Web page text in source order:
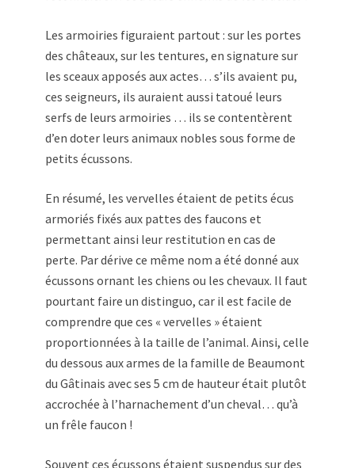
Les armoiries figuraient partout : sur les portes
des châteaux, sur les tentures, en signature sur
les sceaux apposés aux actes… s’ils avaient pu,
ces seigneurs, ils auraient aussi tatoué leurs
serfs de leurs armoiries … ils se contentèrent
d’en doter leurs animaux nobles sous forme de
petits écussons.
En résumé, les vervelles étaient de petits écus
armoriés fixés aux pattes des faucons et
permettant ainsi leur restitution en cas de
perte. Par dérive ce même nom a été donné aux
écussons ornant les chiens ou les chevaux. Il faut
pourtant faire un distinguo, car il est facile de
comprendre que ces « vervelles » étaient
proportionnées à la taille de l’animal. Ainsi, celle
du dessous aux armes de la famille de Beaumont
du Gâtinais avec ses 5 cm de hauteur était plutôt
accrochée à l’harnachement d’un cheval… qu’à
un frêle faucon !
Souvent ces écussons étaient suspendus sur des